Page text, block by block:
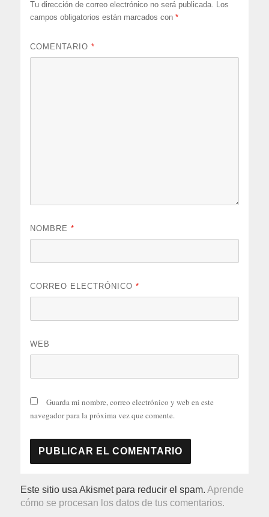
Tu dirección de correo electrónico no será publicada.
Los
campos obligatorios están marcados con*
COMENTARIO*
NOMBRE*
CORREO ELECTRÓNICO*
WEB
Guarda mi nombre, correo electrónico y web en este
navegador para la próxima vez que comente.
Este sitio usa Akismet para reducir el spam.Aprende
cómo se procesan los datos de tus comentarios.